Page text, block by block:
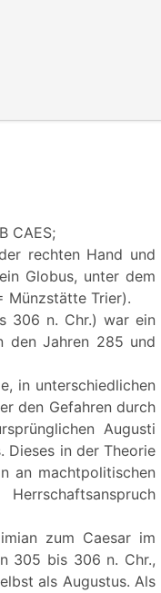
CAES;
rechten Hand und
Globus, unter dem
Münzstätte Trier).
306 n. Chr.) war ein
den Jahren 285 und
in unterschiedlichen
den Gefahren durch
Augusti
Dieses in der Theorie
an machtpolitischen
zum Caesar im
305 bis 306 n. Chr.,
als Augustus. Als